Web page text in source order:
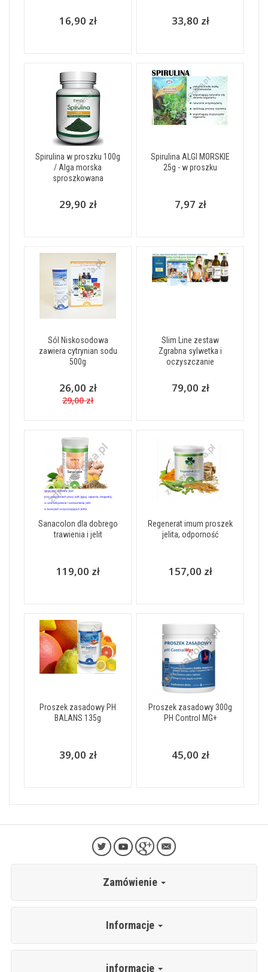
16,90 zł 33,80 zł
Spirulina w proszku 100g
/ Alga morska
sproszkowana
29,90 zł
Spirulina ALGI MORSKIE
25g - w proszku
7,97 zł
Sól Niskosodowa
zawiera cytrynian sodu
500g
26,00 zł
29,00 zł
Slim Line zestaw
Zgrabna sylwetka i
oczyszczanie
79,00 zł
Sanacolon dla dobrego
trawienia i jelit
119,00 zł
Regenerat imum proszek
jelita, odporność
157,00 zł
Proszek zasadowy PH
BALANS 135g
39,00 zł
Proszek zasadowy 300g
PH Control MG+
45,00 zł
Zamówienie
Informacje
informacje